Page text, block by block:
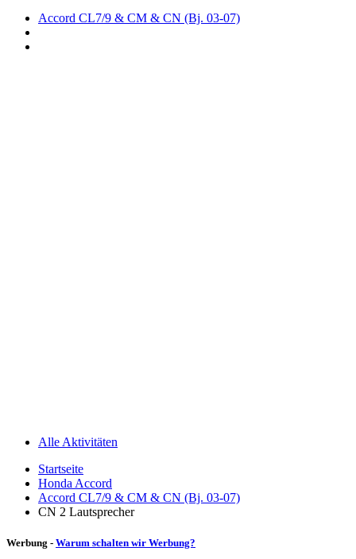
Accord CL7/9 & CM & CN (Bj. 03-07)
Alle Aktivitäten
Startseite
Honda Accord
Accord CL7/9 & CM & CN (Bj. 03-07)
CN 2 Lautsprecher
Werbung - Warum schalten wir Werbung?